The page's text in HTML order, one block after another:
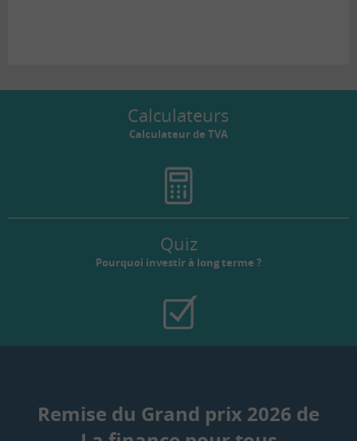
Calculateurs
Calculateur de TVA
Quiz
Pourquoi investir à long terme ?
Remise du Grand prix 2026 de